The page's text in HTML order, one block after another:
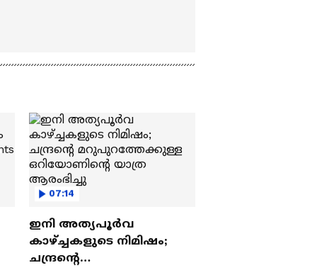
07:14
ഇനി അത്യപൂര്‍വ
കാഴ്ച്ചകളുടെ നിമിഷം;
ചന്ദ്രന്റെ